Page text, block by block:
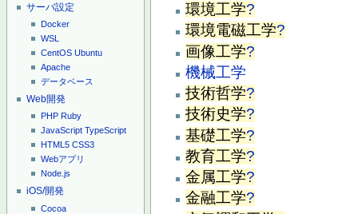
サーバ設定
Docker
WSL
CentOS Ubuntu
Apache
データベース
Web開発
PHP Ruby
JavaScript TypeScript
HTML5 CSS3
Webアプリ
Node.js
iOS/開発
Cocoa
環境工学?
環境電磁工学?
画像工学?
機械工学
技術哲学?
技術史学?
基礎工学?
教育工学?
金属工学?
金融工学?